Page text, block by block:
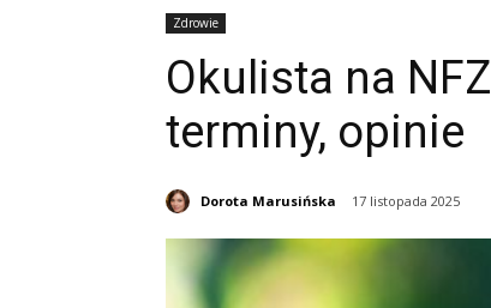
Zdrowie
Okulista na
terminy, opinie
Dorota Marusińska 17 listopada 2025